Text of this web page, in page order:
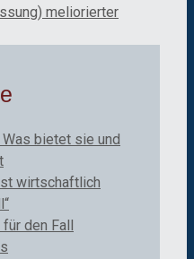
meliorierter
bietet sie und
wirtschaftlich
den Fall